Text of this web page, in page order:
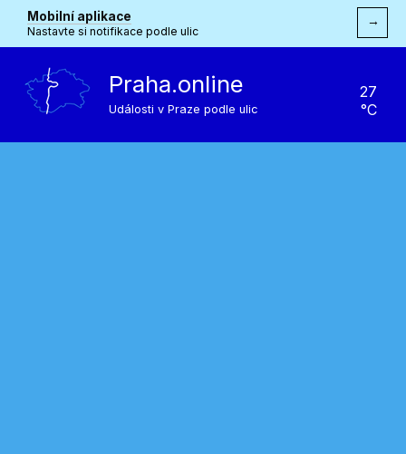
Mobilní aplikace
Nastavte si notifikace podle ulic
→
Praha.online
Události v Praze podle ulic
27
°C